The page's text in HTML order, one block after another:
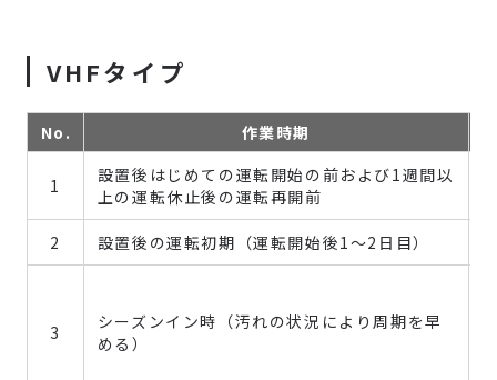
VHFタイプ
No. 作業時期
1
設置後はじめての運転開始の前および1週間以
上の運転休止後の運転再開前
2 設置後の運転初期（運転開始後1～2日目）
3
シーズンイン時（汚れの状況により周期を早
める）